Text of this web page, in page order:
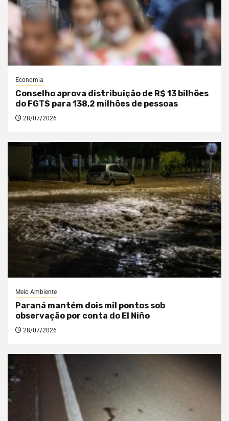
Economia
Conselho aprova distribuição de R$ 13 bilhões
do FGTS para 138,2 milhões de pessoas
28/07/2026
Meio Ambiente
Paraná mantém dois mil pontos sob
observação por conta do El Niño
28/07/2026